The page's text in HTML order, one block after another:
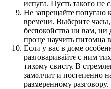
испуга. Пусть такого
Не запрещайте попугаю
времени. Выберите часы,
беспокойства ни вам, ни
проще научить питомца
Если у вас в доме
разговаривайте с ним
тихому свисту. В
замолчит и постепенно
размеренному разговору.